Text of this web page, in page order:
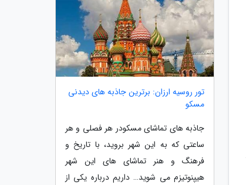
تور روسیه ارزان: برترین جاذبه های دیدنی
مسکو
جاذبه های تماشای مسکودر هر فصلی و هر
ساعتی که به این شهر بروید، با تاریخ و
فرهنگ و هنر تماشای های این شهر
هیپنوتیزم می شوید… داریم درباره یکی از